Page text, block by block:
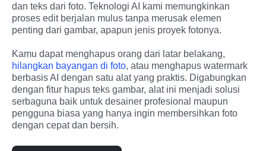
dan teks dari foto. Teknologi AI kami memungkinkan
proses edit berjalan mulus tanpa merusak elemen
penting dari gambar, apapun jenis proyek fotonya.
hilangkan bayangan di foto, atau menghapus watermark
berbasis AI dengan satu alat yang praktis. Digabungkan
dengan fitur hapus teks gambar, alat ini menjadi solusi
serbaguna baik untuk desainer profesional maupun
pengguna biasa yang hanya ingin membersihkan foto
dengan cepat dan bersih.